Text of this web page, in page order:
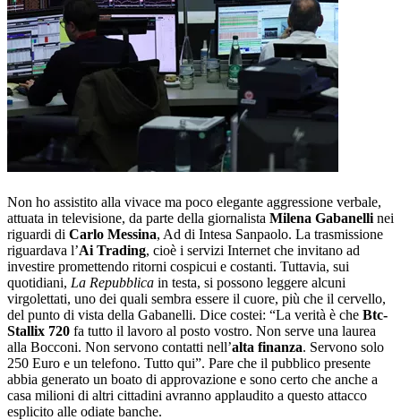
Non ho assistito alla vivace ma poco elegante aggressione verbale,
attuata in televisione, da parte della giornalista Milena Gabanelli nei
riguardi di Carlo Messina, Ad di Intesa Sanpaolo. La trasmissione
riguardava l’Ai Trading, cioè i servizi Internet che invitano ad
investire promettendo ritorni cospicui e costanti. Tuttavia, sui
quotidiani, La Repubblica in testa, si possono leggere alcuni
virgolettati, uno dei quali sembra essere il cuore, più che il cervello,
del punto di vista della Gabanelli. Dice costei: “La verità è che Btc-
Stallix 720 fa tutto il lavoro al posto vostro. Non serve una laurea
alla Bocconi. Non servono contatti nell’alta finanza. Servono solo
250 Euro e un telefono. Tutto qui”. Pare che il pubblico presente
abbia generato un boato di approvazione e sono certo che anche a
casa milioni di altri cittadini avranno applaudito a questo attacco
esplicito alle odiate banche.